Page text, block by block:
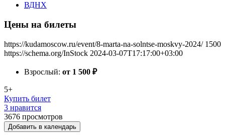
ВДНХ
Цены на билеты
https://kudamoscow.ru/event/8-marta-na-solntse-moskvy-2024/ 1500
https://schema.org/InStock 2024-03-07T17:17:00+03:00
Взрослый: от 1 500 ₽
5+
Купить билет
3 нравится
3676 просмотров
Добавить в календарь